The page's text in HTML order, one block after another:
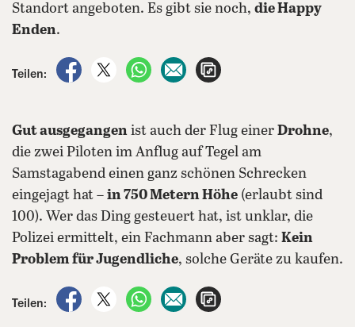
Standort angeboten. Es gibt sie noch, die Happy
Enden.
Teilen:
auf Facebook teilen
auf X teilenper WhatsApp teilen
per E-Mail teilen
Gut ausgegangen ist auch der Flug einer Drohne,
die zwei Piloten im Anflug auf Tegel am
Samstagabend einen ganz schönen Schrecken
eingejagt hat – in 750 Metern Höhe (erlaubt sind
100). Wer das Ding gesteuert hat, ist unklar, die
Polizei ermittelt, ein Fachmann aber sagt: Kein
Problem für Jugendliche, solche Geräte zu kaufen.
Teilen:
auf Facebook teilen
auf X teilenper WhatsApp teilen
per E-Mail teilen